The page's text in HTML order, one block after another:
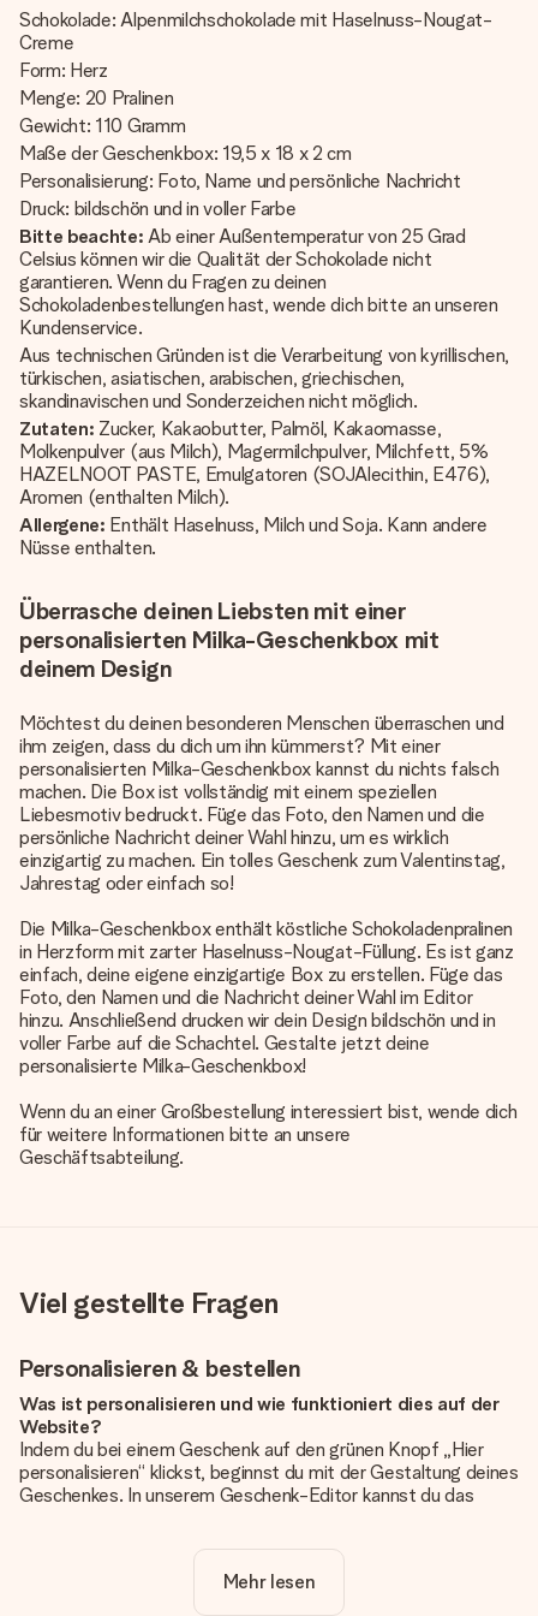
Schokolade: Alpenmilchschokolade mit Haselnuss-Nougat-
Creme
Form: Herz
Menge: 20 Pralinen
Gewicht: 110 Gramm
Maße der Geschenkbox: 19,5 x 18 x 2 cm
Personalisierung: Foto, Name und persönliche Nachricht
Druck: bildschön und in voller Farbe
Bitte beachte:Ab einer Außentemperatur von 25 Grad
Celsius können wir die Qualität der Schokolade nicht
garantieren. Wenn du Fragen zu deinen
Schokoladenbestellungen hast, wende dich bitte an unseren
Kundenservice.
Aus technischen Gründen ist die Verarbeitung von kyrillischen,
türkischen, asiatischen, arabischen, griechischen,
skandinavischen und Sonderzeichen nicht möglich.
Zutaten: Zucker, Kakaobutter, Palmöl, Kakaomasse,
Molkenpulver (aus Milch), Magermilchpulver, Milchfett, 5%
HAZELNOOT PASTE, Emulgatoren (SOJAlecithin, E476),
Aromen (enthalten Milch).
Allergene: Enthält Haselnuss, Milch und Soja. Kann andere
Nüsse enthalten.
Überrasche deinen Liebsten mit einer
personalisierten Milka-Geschenkbox mit
deinem Design
Möchtest du deinen besonderen Menschen überraschen und
ihm zeigen, dass du dich um ihn kümmerst? Mit einer
personalisierten Milka-Geschenkbox kannst du nichts falsch
machen. Die Box ist vollständig mit einem speziellen
Liebesmotiv bedruckt. Füge das Foto, den Namen und die
persönliche Nachricht deiner Wahl hinzu, um es wirklich
einzigartig zu machen. Ein tolles Geschenk zum Valentinstag,
Jahrestag oder einfach so!
Die Milka-Geschenkbox enthält köstliche Schokoladenpralinen
in Herzform mit zarter Haselnuss-Nougat-Füllung. Es ist ganz
einfach, deine eigene einzigartige Box zu erstellen. Füge das
Foto, den Namen und die Nachricht deiner Wahl im Editor
hinzu. Anschließend drucken wir dein Design bildschön und in
voller Farbe auf die Schachtel. Gestalte jetzt deine
personalisierte Milka-Geschenkbox!
Wenn du an einer Großbestellung interessiert bist, wende dich
für weitere Informationen bitte an unsere
Geschäftsabteilung.
Viel gestellte Fragen
Personalisieren & bestellen
Was ist personalisieren und wie funktioniert dies auf der
Website?
Indem du bei einem Geschenk auf den grünen Knopf „Hier
personalisieren“ klickst, beginnst du mit der Gestaltung deines
Geschenkes. In unserem Geschenk-Editor kannst du das
noch eines unserer angebotenen Designs, um deinem
Geschenk die perfekte Ausstrahlung zu verleihen.
Mehr lesen